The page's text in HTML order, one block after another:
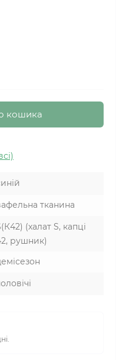
кошика
тканина
(халат S, капці
рушник)